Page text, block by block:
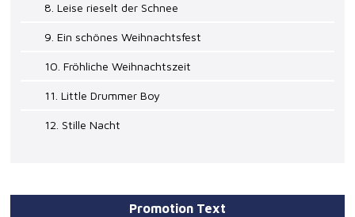
8. Leise rieselt der Schnee
9. Ein schönes Weihnachtsfest
10. Fröhliche Weihnachtszeit
11. Little Drummer Boy
12. Stille Nacht
Promotion Text